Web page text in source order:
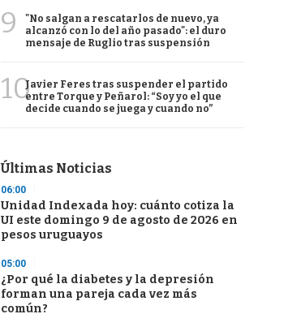
9
"No salgan a rescatarlos de nuevo, ya
alcanzó con lo del año pasado": el duro
mensaje de Ruglio tras suspensión
10Javier Feres tras suspender el partido
entre Torque y Peñarol: “Soy yo el que
decide cuando se juega y cuando no”
Últimas Noticias
06:00
Unidad Indexada hoy: cuánto cotiza la
UI este domingo 9 de agosto de 2026 en
pesos uruguayos
05:00
¿Por qué la diabetes y la depresión
forman una pareja cada vez más
común?